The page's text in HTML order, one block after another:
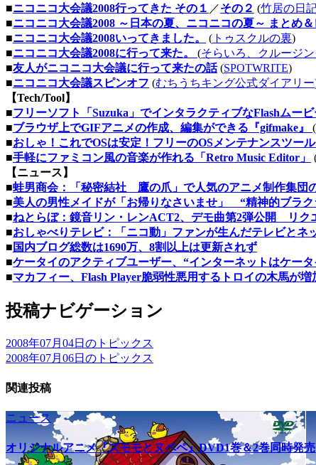
■ニコニコ大会議2008行ってきた その１ ／その２ (竹居の日
■ニコニコ大会議2008 ～日本の夏、ニコニコの夏～ まとめ＆
■ニコニコ大会議2008いってきました。 ( トゥスクルの裏)
■ニコニコ大会議2008に行って来た。 (そらいろ、クルージン
■友人がニコニコ大会議に行って来たの話(SPOTWRITE)
■ニコニコ大会議スピンオフ (むちうちキング公式ダイアリー
【Tech/Tool】
■フリーソフト「Suzuka」でインタラクティブなFlashムー
■ブラウザ上でGIFアニメの作成、編集ができる『gifmake』 (
■おしゃ！これでOSは安定！フリーのOSメンテナンスツー
■手軽にファミコン風の音楽が作れる「Retro Music Editor」
【ニュース】
■蛙男商会：「秘密結社 鷹の爪」で人気のアニメ制作集団
■美人の男性メイドが「お帰りなさいませ」 “精神的ブラク
■ねとらぼ：鏡音リン・レンACT2、デモ曲第2弾公開 リク
■おしゃべりテレビ：「ニコ動」ファンが生んだテレビとネ
■ 国内ブログ総数は1690万、8割以上は更新されず
■ケータイのアクティブユーザー、“インターネットはケー
■マカフィー、Flash Player脆弱性悪用するトロイの木馬が増
投稿ナビゲーション
2008年07月04日のトピックス
2008年07月06日のトピックス
関連投稿
ニュース
オリジナルアニメ『ズモモとヌペペ』DVD1巻＆2巻同時発売